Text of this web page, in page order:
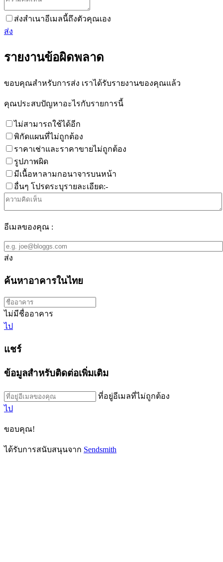
ส่งสำเนาอีเมลนี้ถึงตัวคุณเอง
ส่ง
รายงานข้อผิดพลาด
ขอบคุณสำหรับการส่ง เราได้รับรายงานของคุณแล้ว
คุณประสบปัญหาอะไรกับรายการนี้
ไม่สามารถใช้ได้อีก
พิกัดแผนที่ไม่ถูกต้อง
ราคาเช่าและราคาขายไม่ถูกต้อง
รูปภาพผิด
มีเนื้อหาลามกอนาจารบนหน้า
อื่นๆ โปรดระบุรายละเอียด:-
อีเมลของคุณ :
ส่ง
ค้นหาอาคารในไทย
ไม่มีชื่ออาคาร
ไป
แชร์
ข้อมูลสำหรับติดต่อเพิ่มเติม
ที่อยู่อีเมลที่ไม่ถูกต้อง
ไป
ขอบคุณ!
ได้รับการสนับสนุนจาก Sendsmith